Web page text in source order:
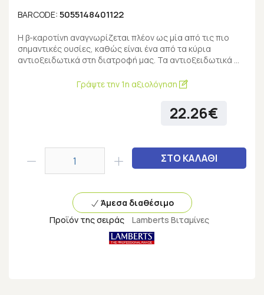
BARCODE: 5055148401122
Η β-καροτίνη αναγνωρίζεται πλέον ως μία από τις πιο
σημαντικές ουσίες, καθώς είναι ένα από τα κύρια
αντιοξειδωτικά στη διατροφή μας. Τα αντιοξειδωτικά …
Γράψτε την 1η αξιολόγηση
22.26€
ΣΤΟ ΚΑΛΑΘΙ
Άμεσα διαθέσιμο
Προϊόν της σειράς
Lamberts Βιταμίνες